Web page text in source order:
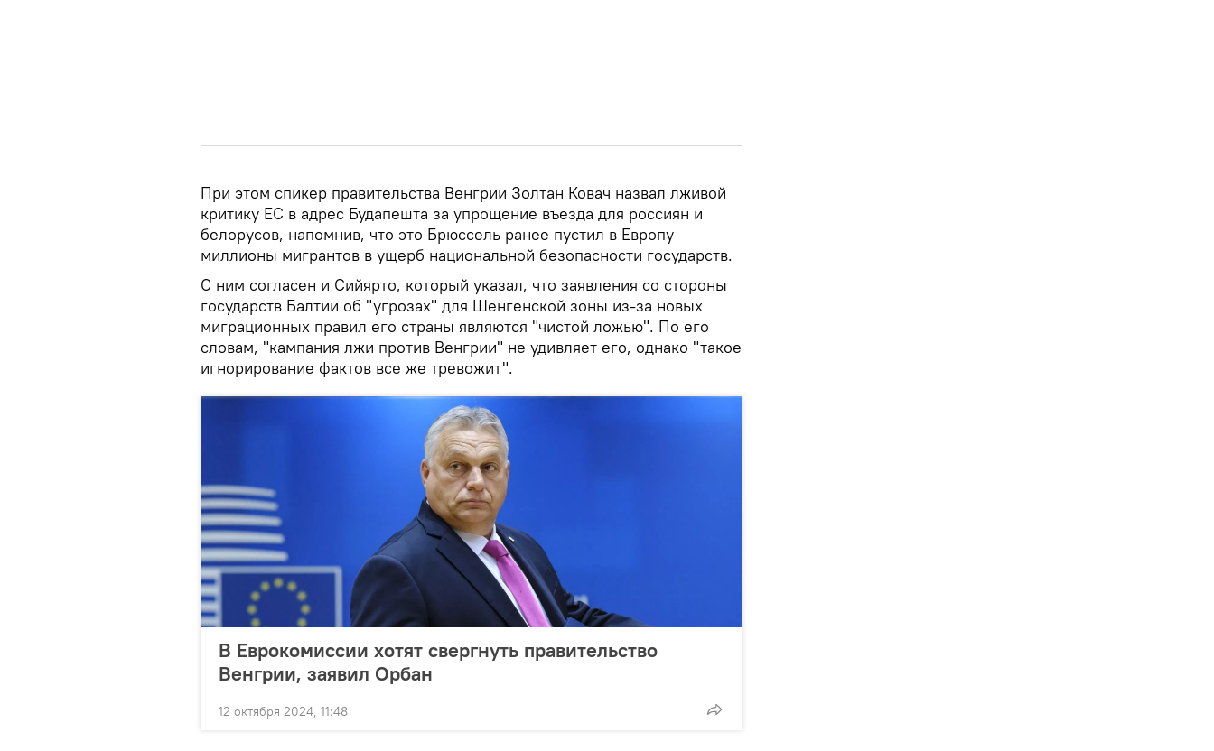
При этом спикер правительства Венгрии Золтан Ковач назвал лживой
критику ЕС в адрес Будапешта за упрощение въезда для россиян и
белорусов, напомнив, что это Брюссель ранее пустил в Европу
миллионы мигрантов в ущерб национальной безопасности государств.
С ним согласен и Сийярто, который указал, что заявления со стороны
государств Балтии об "угрозах" для Шенгенской зоны из-за новых
миграционных правил его страны являются "чистой ложью". По его
словам, "кампания лжи против Венгрии" не удивляет его, однако "такое
игнорирование фактов все же тревожит".
В Еврокомиссии хотят свергнуть правительство
Венгрии, заявил Орбан
12 октября 2024, 11:48